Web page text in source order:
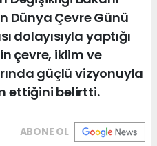
Dünya Çevre Günü
dolayısıyla yaptığı
çevre, iklim ve
güçlü vizyonuyla
ettiğini belirtti.
ABONE OL